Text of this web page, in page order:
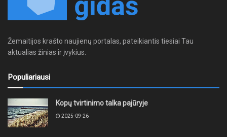
Žemaitijos krašto naujienų portalas, pateikiantis tiesiai Tau
aktualias žinias ir įvykius.
Populiariausi
Kopų tvirtinimo talka pajūryje
2025-09-26